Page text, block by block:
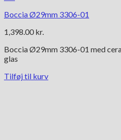
Boccia Ø29mm 3306-01
1,398.00 kr.
Boccia Ø29mm 3306-01 med
glas
Tilføj til kurv